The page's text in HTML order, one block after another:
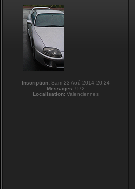
Inscription: Sam 23 Aoû 2014 20:24
Messages: 972
Localisation: Valenciennes